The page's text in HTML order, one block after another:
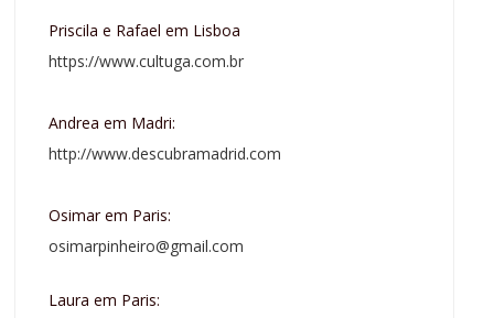
Priscila e Rafael em Lisboa
https://www.cultuga.com.br
Andrea em Madri:
http://www.descubramadrid.com
Osimar em Paris:
osimarpinheiro@gmail.com
Laura em Paris: